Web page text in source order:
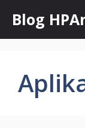
content
Blog